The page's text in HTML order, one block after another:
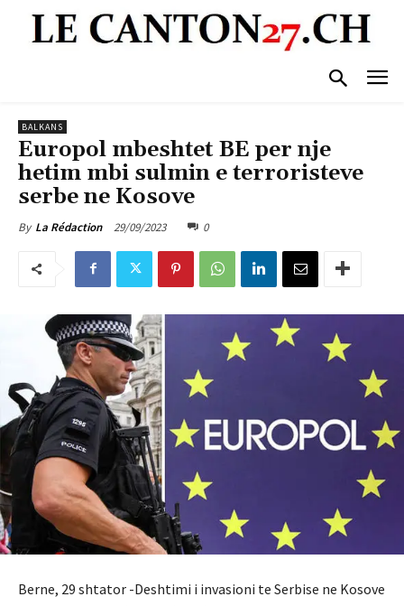
BALKANS
Europol mbeshtet BE per nje
hetim mbi sulmin e terroristeve
serbe ne Kosove
By La Rédaction 29/09/2023 0
Berne, 29 shtator -Deshtimi i invasioni te Serbise ne Kosove